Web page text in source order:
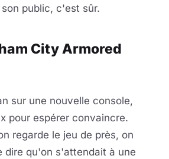
public, c'est sûr.
City Armored
sur une nouvelle console,
pour espérer convaincre.
regarde le jeu de près, on
dire qu'on s'attendait à une